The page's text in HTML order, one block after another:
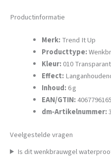
Productinformatie
Merk: Trend It Up
Producttype:
Kleur: 010 Transparant
Effect:
Inhoud: 6 g
EAN/GTIN:
dm‑Artikelnummer:
Veelgestelde vragen
Is dit wenkbrauwgel